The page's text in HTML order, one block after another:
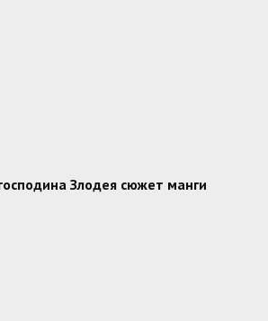
Злодея сюжет манги